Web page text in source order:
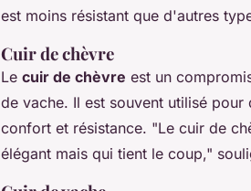
est moins résistant que d'autres
Cuir de chèvre
Le cuir de chèvre est un
de vache. Il est souvent utilisé
confort et résistance. "Le cuir de
élégant mais qui tient le coup,"